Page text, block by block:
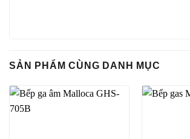
SẢN PHẨM CÙNG DANH MỤC